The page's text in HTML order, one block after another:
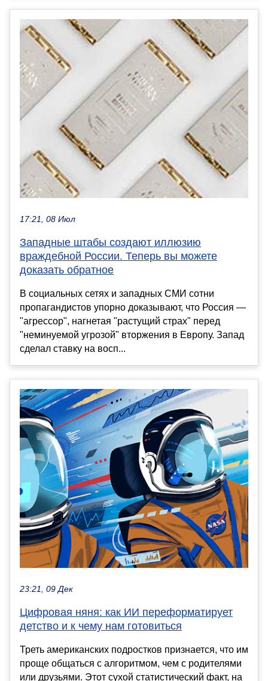
17:21, 08 Июл
Западные штабы создают иллюзию
враждебной России. Теперь вы можете
доказать обратное
В социальных сетях и западных СМИ сотни
пропагандистов упорно доказывают, что Россия —
"агрессор", нагнетая "растущий страх" перед
"неминуемой угрозой" вторжения в Европу. Запад
сделал ставку на восп...
23:21, 09 Дек
Цифровая няня: как ИИ переформатирует
детство и к чему нам готовиться
Треть американских подростков признается, что им
проще общаться с алгоритмом, чем с родителями
или друзьями. Этот сухой статистический факт, на